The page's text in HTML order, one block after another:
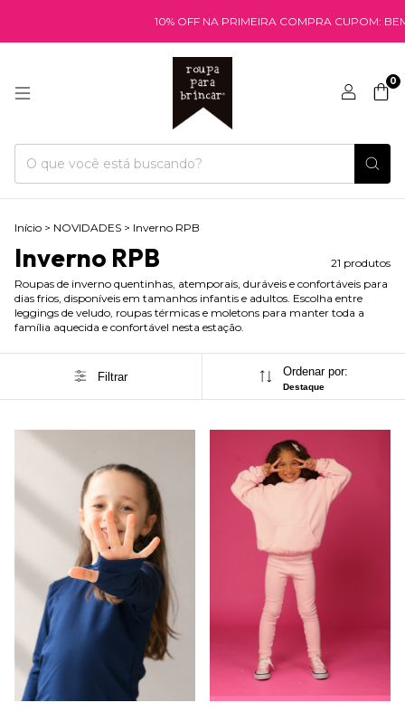
10% OFF NA PRIMEIRA COMPRA CUPOM: BEMVINDA
0
Início > NOVIDADES > Inverno RPB
Inverno RPB
21 produtos
Roupas de inverno quentinhas, atemporais, duráveis e confortáveis para
dias frios, disponíveis em tamanhos infantis e adultos. Escolha entre
leggings de veludo, roupas térmicas e moletons para manter toda a
família aquecida e confortável nesta estação.
Filtrar Ordenar por:
Destaque